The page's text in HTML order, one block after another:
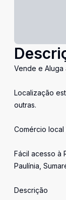
Vende e Aluga
Localização
outras.
Comércio local
Fácil acesso à
Paulínia,
Descrição